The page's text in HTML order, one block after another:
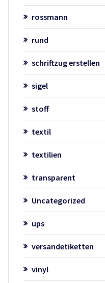
rossmann
rund
schriftzug erstellen
sigel
stoff
textil
textilien
transparent
Uncategorized
ups
versandetiketten
vinyl